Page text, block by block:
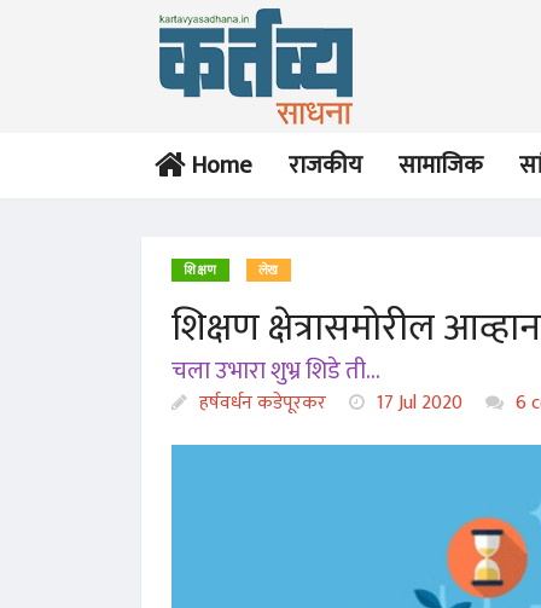
Home राजकीय सामाजिक
शिक्षण लेख
शिक्षण क्षेत्रासमोरील
चला उभारा शुभ्र शिडे ती...
हर्षवर्धन कडेपूरकर 17 Jul 2020 6